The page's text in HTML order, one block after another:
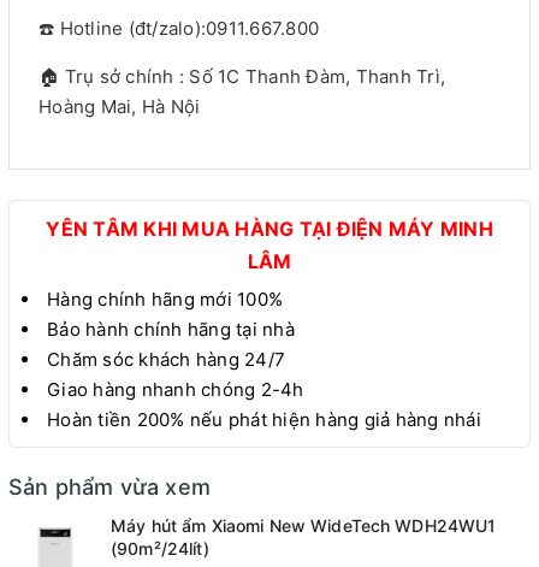
☎️ Hotline (đt/zalo):0911.667.800
🏠 Trụ sở chính : Số 1C Thanh Đàm, Thanh Trì,
Hoàng Mai, Hà Nội
YÊN TÂM KHI MUA HÀNG TẠI ĐIỆN MÁY MINH
LÂM
Hàng chính hãng mới 100%
Bảo hành chính hãng tại nhà
Chăm sóc khách hàng 24/7
Giao hàng nhanh chóng 2-4h
Hoàn tiền 200% nếu phát hiện hàng giả hàng nhái
Sản phẩm vừa xem
Máy hút ẩm Xiaomi New WideTech WDH24WU1
(90m²/24lít)